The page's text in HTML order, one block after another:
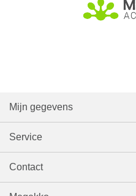
Mijn gegevens
Service
Contact